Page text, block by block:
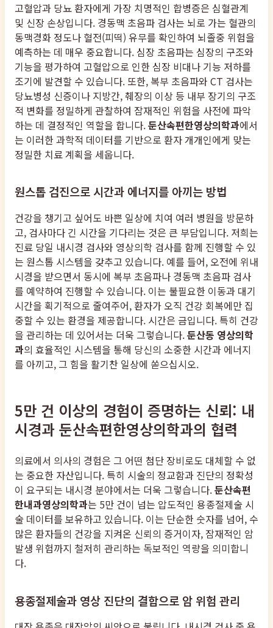
고혈압과 당뇨 환자에게 가장 치명적인 합병증은 심혈관계
및 신장 손상입니다. 경동맥 초음파 검사는 뇌로 가는 혈관의
동맥경화 정도나 혈전(피떡) 유무를 확인하여 뇌졸중 위험을
예측하는 데 매우 중요합니다. 심장 초음파는 심장의 구조와
기능을 평가하여 고혈압으로 인한 심장 비대나 기능 저하를
조기에 발견할 수 있습니다. 또한, 복부 초음파와 CT 검사는
당뇨병성 신증이나 지방간, 췌장의 이상 등 내부 장기의 구조
적 변화를 정밀하게 관찰하여 잠재적인 위험을 사전에 파악
하는 데 결정적인 역할을 합니다.둔산속편한영상의학과에서
는 이러한 과학적 데이터를 기반으로 환자 개개인에게 맞는
정밀한 치료 계획을 세웁니다.
원스톱 검진으로 시간과 에너지를 아끼는 방법
건강을 챙기고 싶어도 바쁜 일상에 치여 여러 병원을 방문하
고, 검사마다 긴 시간을 기다리는 것은 큰 부담입니다. 저희는
진료 당일 내시경 검사와 영상의학 검사를 함께 진행할 수 있
는 원스톱 시스템을 갖추고 있습니다. 예를 들어, 오전에 위내
시경을 받으면서 동시에 복부 초음파나 경동맥 초음파 검사
를 예약하여 진행할 수 있습니다. 이는 불필요한 이동과 대기
시간을 획기적으로 줄여주어, 환자가 오직 건강 회복에만 집
중할 수 있는 환경을 제공합니다. 시간은 금입니다. 특히 건강
을 관리하는 데 있어서는 더욱 그렇습니다.둔산동 영상의학
과의 효율적인 시스템을 통해 당신의 소중한 시간과 에너지
를 아끼고, 그 힘을 활기찬 일상에 쏟으십시오.
5만 건 이상의 경험이 증명하는 신뢰: 내
시경과 둔산속편한영상의학과의 협력
의료에서 의사의 경험은 그 어떤 첨단 장비로도 대체할 수 없
는 중요한 자산입니다. 특히 시술의 정교함과 진단의 정확성
이 요구되는 내시경 분야에서는 더욱 그렇습니다.둔산속편
한내과영상의학과는 5만 건이 넘는 압도적인 용종절제술 시
술 데이터를 보유하고 있습니다. 이는 단순한 숫자를 넘어, 수
많은 환자들의 건강을 지켜온 신뢰의 증거이자, 잠재적인 암
발생 위험까지 철저히 관리하는 독보적인 역량을 의미합니
다.
용종절제술과 영상 진단의 결합으로 암 위험 관리